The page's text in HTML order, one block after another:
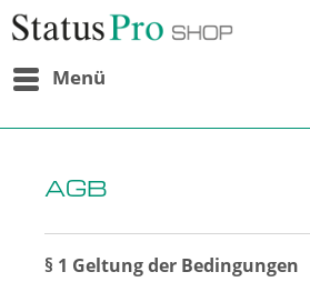
springen
Menü
AGB
§ 1 Geltung der Bedingungen